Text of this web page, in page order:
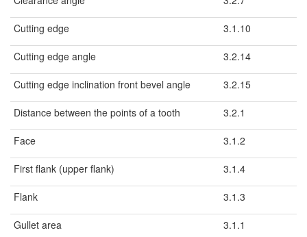
Cutting edge 3.1.10
Cutting edge angle 3.2.14
Cutting edge inclination front bevel angle 3.2.15
Distance between the points of a tooth 3.2.1
Face 3.1.2
First flank (upper flank) 3.1.4
Flank 3.1.3
Gullet area 3.1.1